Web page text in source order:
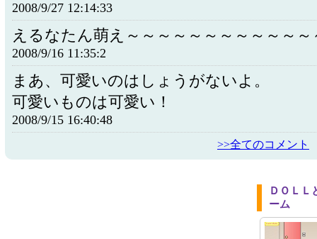
2008/9/27 12:14:33
えるなたん萌え～～～～～～～～～～～～
2008/9/16 11:35:2
まあ、可愛いのはしょうがないよ。
可愛いものは可愛い！
2008/9/15 16:40:48
>>全てのコメント
ＤＯＬＬ
ーム